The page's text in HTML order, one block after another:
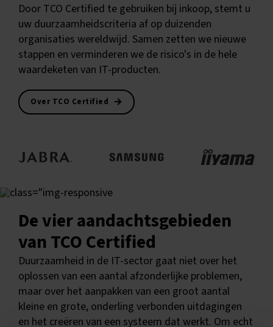
Door TCO Certified te gebruiken bij inkoop, stemt u
uw duurzaamheidscriteria af op duizenden
organisaties wereldwijd. Samen zetten we nieuwe
stappen en verminderen we de risico's in de hele
waardeketen van IT-producten.
Over TCO Certified
De vier aandachtsgebieden
van TCO Certified
Duurzaamheid in de IT-sector gaat niet over het
oplossen van een aantal afzonderlijke problemen,
maar over het aanpakken van een groot aantal
kleine en grote, onderling verbonden uitdagingen
en het creëren van een systeem dat werkt. Om echt